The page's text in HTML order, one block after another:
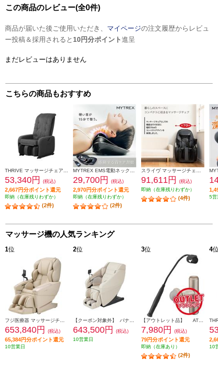
この商品のレビュー(全0件)
商品が届いた後ご使用いただき、 マイページの注文履歴からレビュ
ー投稿＆採用されると 10円分ポイント進呈
まだレビューはありません
こちらの商品もおすすめ
53,340円 (税込)
2,667円分ポイント還元
即納（在庫残りわずか）
(2件)
29,700円 (税込)
2,970円分ポイント還元
即納（在庫残りわずか）
(2件)
91,611円
(税込)
即納（在庫残りわずか）
(4件) 5営
マッサージ機の人気ランキング
1位
653,840円 (税込)
65,384円分ポイント還元
10営業日
2位
643,500円
(税込)
10営業日
3位
7,980円 (税込)
79円分ポイント還元
即納（在庫あり）
(2件)
4
10